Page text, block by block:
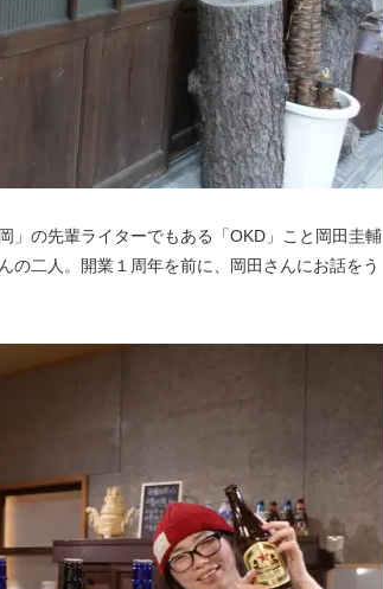
」の先輩ライターでもある「OKD」こと岡田圭輔
の二人。開業１周年を前に、岡田さんにお話をう